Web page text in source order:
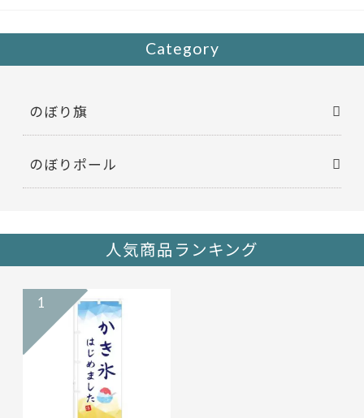
k Category
のぼり旗
のぼりポール
人気商品ランキング
1